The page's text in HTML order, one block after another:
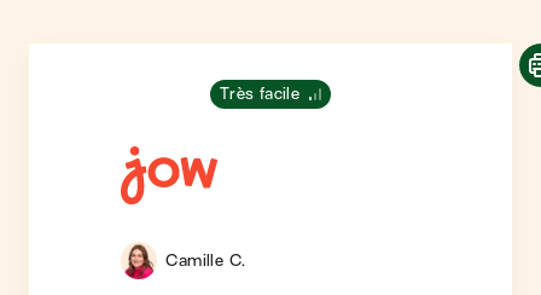
Très facile
Camille C.